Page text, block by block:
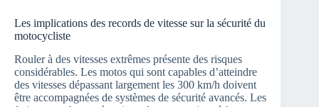
Les implications des records de vitesse sur la sécurité du
motocycliste
Rouler à des vitesses extrêmes présente des risques
considérables. Les motos qui sont capables d’atteindre
des vitesses dépassant largement les 300 km/h doivent
être accompagnées de systèmes de sécurité avancés. Les